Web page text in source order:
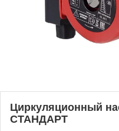
Циркуляционный
СТАНДАРТ